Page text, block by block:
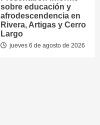
sobre educación y
afrodescendencia en
Rivera, Artigas y Cerro
Largo
jueves 6 de agosto de 2026